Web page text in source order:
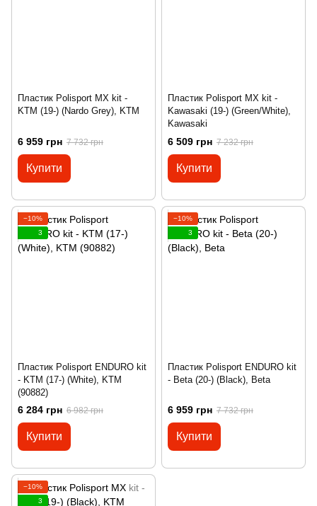
Пластик Polisport MX kit -
KTM (19-) (Nardo Grey), KTM
6 959 грн 7 732 грн
Купити
Пластик Polisport MX kit -
Kawasaki (19-) (Green/White),
Kawasaki
6 509 грн 7 232 грн
Купити
−10%
3
Пластик Polisport ENDURO kit
- KTM (17-) (White), KTM
(90882)
6 284 грн 6 982 грн
Купити
−10%
3
Пластик Polisport ENDURO kit
- Beta (20-) (Black), Beta
6 959 грн 7 732 грн
Купити
−10%
3